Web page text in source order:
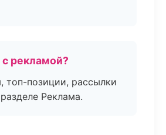
с рекламой?
топ-позиции, рассылки
Реклама.